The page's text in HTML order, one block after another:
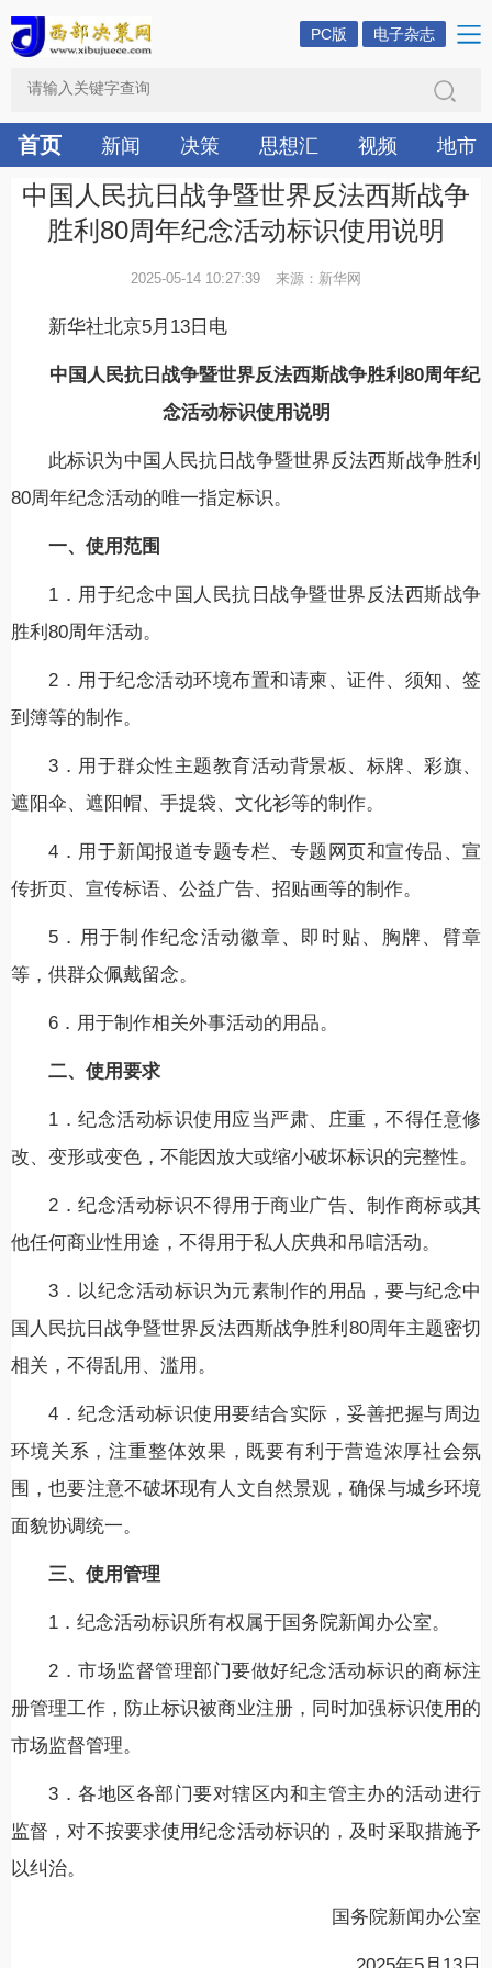
PC版 电子杂志
首页 新闻 决策 思想汇 视频 地市
中国人民抗日战争暨世界反法西斯战争
胜利80周年纪念活动标识使用说明
2025-05-14 10:27:39 来源：新华网
新华社北京5月13日电
中国人民抗日战争暨世界反法西斯战争胜利80周年纪
念活动标识使用说明
此标识为中国人民抗日战争暨世界反法西斯战争胜利
80周年纪念活动的唯一指定标识。
一、使用范围
1．用于纪念中国人民抗日战争暨世界反法西斯战争
胜利80周年活动。
2．用于纪念活动环境布置和请柬、证件、须知、签
到簿等的制作。
3．用于群众性主题教育活动背景板、标牌、彩旗、
遮阳伞、遮阳帽、手提袋、文化衫等的制作。
4．用于新闻报道专题专栏、专题网页和宣传品、宣
传折页、宣传标语、公益广告、招贴画等的制作。
5．用于制作纪念活动徽章、即时贴、胸牌、臂章
等，供群众佩戴留念。
6．用于制作相关外事活动的用品。
二、使用要求
1．纪念活动标识使用应当严肃、庄重，不得任意修
改、变形或变色，不能因放大或缩小破坏标识的完整性。
2．纪念活动标识不得用于商业广告、制作商标或其
他任何商业性用途，不得用于私人庆典和吊唁活动。
3．以纪念活动标识为元素制作的用品，要与纪念中
国人民抗日战争暨世界反法西斯战争胜利80周年主题密切
相关，不得乱用、滥用。
4．纪念活动标识使用要结合实际，妥善把握与周边
环境关系，注重整体效果，既要有利于营造浓厚社会氛
围，也要注意不破坏现有人文自然景观，确保与城乡环境
面貌协调统一。
三、使用管理
1．纪念活动标识所有权属于国务院新闻办公室。
2．市场监督管理部门要做好纪念活动标识的商标注
册管理工作，防止标识被商业注册，同时加强标识使用的
市场监督管理。
3．各地区各部门要对辖区内和主管主办的活动进行
监督，对不按要求使用纪念活动标识的，及时采取措施予
以纠治。
国务院新闻办公室